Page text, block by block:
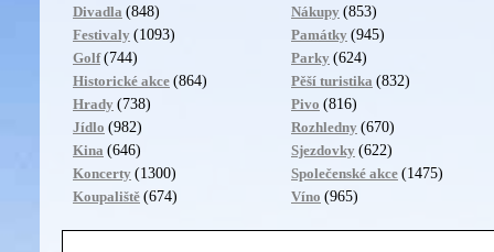
Divadla (848)
Festivaly (1093)
Golf (744)
Historické akce (864)
Hrady (738)
Jídlo (982)
Kina (646)
Koncerty (1300)
Koupaliště (674)
Nákupy (853)
Památky (945)
Parky (624)
Pěší turistika (832)
Pivo (816)
Rozhledny (670)
Sjezdovky (622)
Společenské akce (1475)
Víno (965)